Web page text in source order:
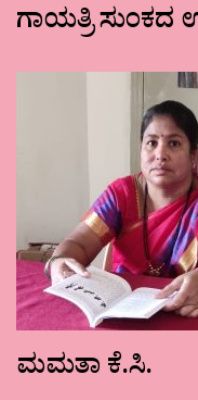
ಗಾಯತ್ರಿ ಸುಂಕದ
ಮಮತಾ ಕೆ.ಸಿ.